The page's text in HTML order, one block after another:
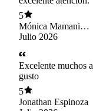
5
Mónica Mamani
Amaro
Julio 2026
Excelente muchos
gusto
5
Jonathan Espinoza